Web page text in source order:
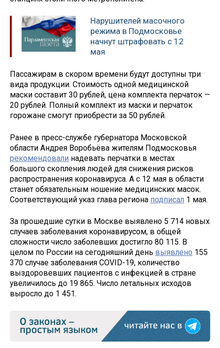
Нарушителей масочного
режима в Подмосковье
начнут штрафовать с 12
мая
Пассажирам в скором времени будут доступны три
вида продукции. Стоимость одной медицинской
маски составит 30 рублей, цена комплекта перчаток —
20 рублей. Полный комплект из маски и перчаток
горожане смогут приобрести за 50 рублей.
Ранее в пресс-службе губернатора Московской
области Андрея Воробьёва жителям Подмосковья
рекомендовали надевать перчатки в местах
большого скопления людей для снижения рисков
распространения коронавируса. А с 12 мая в области
станет обязательным ношение медицинских масок.
Соответствующий указ глава региона подписал 1 мая.
За прошедшие сутки в Москве выявлено 5 714 новых
случаев заболевания коронавирусом, в общей
сложности число заболевших достигло 80 115. В
целом по России на сегодняшний день выявлено 155
370 случае заболевания COVID-19, количество
выздоровевших пациентов с инфекцией в стране
увеличилось до 19 865. Число летальных исходов
выросло до 1 451.